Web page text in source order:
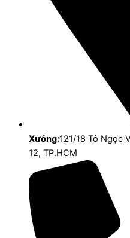
Xưởng:121/18 Tô Ngọc
12, TP.HCM